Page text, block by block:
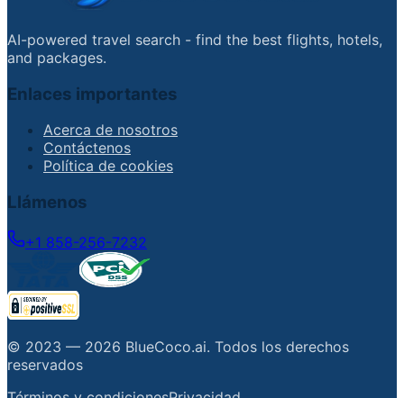
AI-powered travel search - find the best flights, hotels,
and packages.
Enlaces importantes
Acerca de nosotros
Contáctenos
Política de cookies
Llámenos
+1 858-256-7232
© 2023 — 2026 BlueCoco.ai. Todos los derechos
reservados